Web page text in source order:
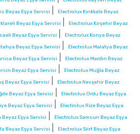
Beyaz Eşya Servisi
Electrolux Kırıkkale Beyaz
Beyaz Eşya Servisi
Electrolux Kırşehir Beyaz
Beyaz Eşya Servisi
Electrolux Konya Beyaz
Beyaz Eşya Servisi
Electrolux Malatya Beyaz
Beyaz Eşya Servisi
Electrolux Mardin Beyaz
Beyaz Eşya Servisi
Electrolux Muğla Beyaz
Beyaz Eşya Servisi
Electrolux Nevşehir Beyaz
Beyaz Eşya Servisi
Electrolux Ordu Beyaz Eşya
Beyaz Eşya Servisi
Electrolux Rize Beyaz Eşya
Beyaz Eşya Servisi
Electrolux Samsun Beyaz Eşya
Beyaz Eşya Servisi
Electrolux Siirt Beyaz Eşya